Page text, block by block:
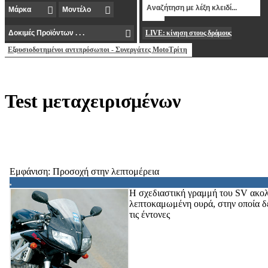
LIVE: κίνηση στους δρόμους
Εξουσιοδοτημένοι αντιπρόσωποι - Συνεργάτες MotoΤρίτη
Test μεταχειρισμένων
Εμφάνιση: Προσοχή στην λεπτομέρεια
Η σχεδιαστική γραμμή του SV
λεπτοκαμωμένη ουρά, στην οποία
τις έντονες